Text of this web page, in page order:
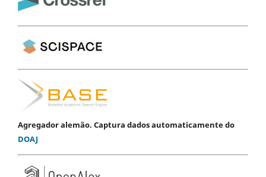
Agregador alemão. Captura dados automaticamente do
DOAJ